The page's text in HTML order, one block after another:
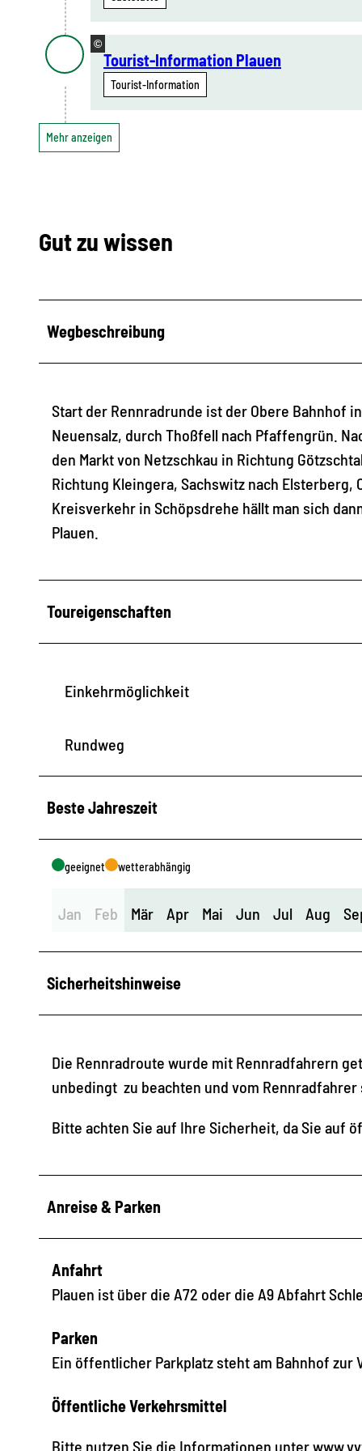
©
Tourist-Information Plauen
Tourist-Information
Mehr anzeigen
Gut zu wissen
Wegbeschreibung
Start der Rennradrunde ist der Obere Bahnhof
Neuensalz, durch Thoßfell nach Pfaffengrün.
den Markt von Netzschkau in Richtung
Richtung Kleingera, Sachswitz nach
Kreisverkehr in Schöpsdrehe hällt man sich
Plauen.
Toureigenschaften
Einkehrmöglichkeit
Rundweg
Beste Jahreszeit
geeignet wetterabhängig
Jan Feb Mär Apr Mai Jun Jul Aug
Sicherheitshinweise
Die Rennradroute wurde mit Rennradfahrern
unbedingt zu beachten und vom
Bitte achten Sie auf Ihre Sicherheit, da Sie auf
Anreise & Parken
Anfahrt
Plauen ist über die A72 oder die A9 Abfahrt
Parken
Ein öffentlicher Parkplatz steht am Bahnhof zur
Öffentliche Verkehrsmittel
Bitte nutzen Sie die Informationen unter